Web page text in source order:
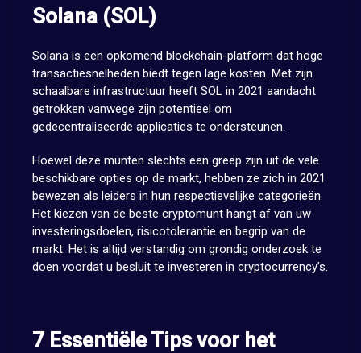
Solana (SOL)
Solana is een opkomend blockchain-platform dat hoge
transactiesnelheden biedt tegen lage kosten. Met zijn
schaalbare infrastructuur heeft SOL in 2021 aandacht
getrokken vanwege zijn potentieel om
gedecentraliseerde applicaties te ondersteunen.
Hoewel deze munten slechts een greep zijn uit de vele
beschikbare opties op de markt, hebben ze zich in 2021
bewezen als leiders in hun respectievelijke categorieën.
Het kiezen van de beste cryptomunt hangt af van uw
investeringsdoelen, risicotolerantie en begrip van de
markt. Het is altijd verstandig om grondig onderzoek te
doen voordat u besluit te investeren in cryptocurrency’s.
7 Essentiële Tips voor het